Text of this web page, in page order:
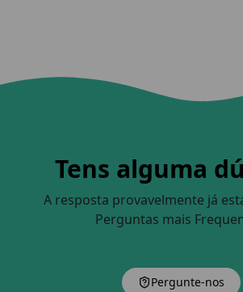
Tens alguma
A resposta provavelmente já
Perguntas mais
Pergunte-nos